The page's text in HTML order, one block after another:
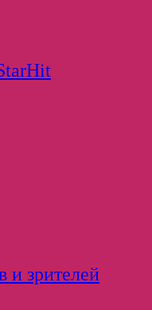
и зрителей